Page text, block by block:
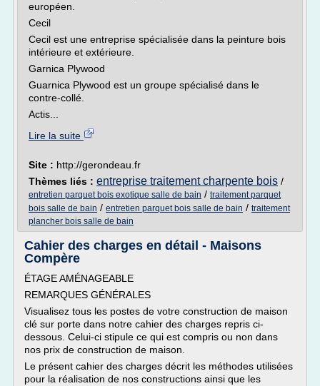
européen.
Cecil
Cecil est une entreprise spécialisée dans la peinture bois
intérieure et extérieure.
Garnica Plywood
Guarnica Plywood est un groupe spécialisé dans le
contre-collé.
Actis...
Lire la suite
Site : http://gerondeau.fr
Thèmes liés : entreprise traitement charpente bois /
entretien parquet bois exotique salle de bain / traitement parquet
bois salle de bain / entretien parquet bois salle de bain / traitement
plancher bois salle de bain
Cahier des charges en détail - Maisons
Compère
ÉTAGE AMÉNAGEABLE
REMARQUES GÉNÉRALES
Visualisez tous les postes de votre construction de maison
clé sur porte dans notre cahier des charges repris ci-
dessous. Celui-ci stipule ce qui est compris ou non dans
nos prix de construction de maison.
Le présent cahier des charges décrit les méthodes utilisées
pour la réalisation de nos constructions ainsi que les